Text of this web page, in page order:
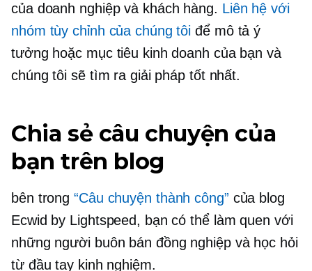
của doanh nghiệp và khách hàng. Liên hệ với
nhóm tùy chỉnh của chúng tôi để mô tả ý
tưởng hoặc mục tiêu kinh doanh của bạn và
chúng tôi sẽ tìm ra giải pháp tốt nhất.
Chia sẻ câu chuyện của
bạn trên blog
bên trong“Câu chuyện thành công” của blog
Ecwid by Lightspeed, bạn có thể làm quen với
những người buôn bán đồng nghiệp và học hỏi
từ đầu tay kinh nghiệm.